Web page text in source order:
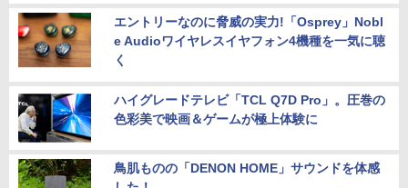
エントリーなのに脅威の実力!「Osprey」Nobl
e Audioワイヤレスイヤフォン4機種を一気に聴
く
ハイグレードテレビ「TCL Q7D Pro」。圧巻の
色彩美で映画＆ゲームが極上体験に
鳥肌ものの「DENON HOME」サウンドを体感